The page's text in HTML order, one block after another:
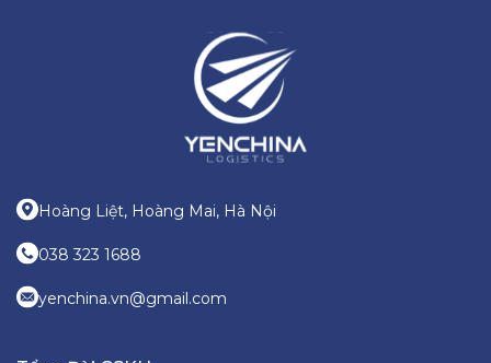
Hoàng Liệt, Hoàng Mai, Hà Nội
038 323 1688
yenchina.vn@gmail.com